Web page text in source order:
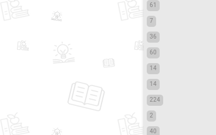
61
7
36
60
14
14
224
2
40